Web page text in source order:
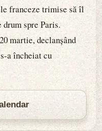
franceze trimise să îl
drum spre Paris.
martie, declanșând
a încheiat cu